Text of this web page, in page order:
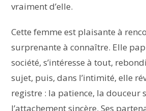
vraiment d’elle.
Cette femme est plaisante à
surprenante à connaître. Elle
société, s’intéresse à tout,
sujet, puis, dans l’intimité, elle
registre : la patience, la douceur
l’attachement sincère. Ses